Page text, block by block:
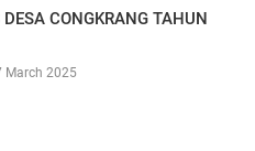
DESA CONGKRANG TAHUN
March 2025